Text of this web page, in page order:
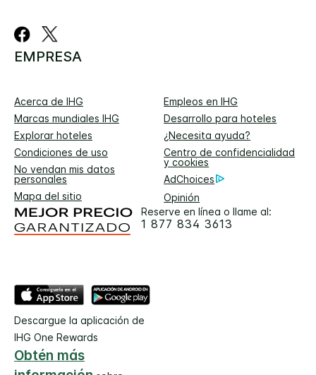
EMPRESA
Acerca de IHG
Empleos en IHG
Marcas mundiales IHG
Desarrollo para hoteles
Explorar hoteles
¿Necesita ayuda?
Condiciones de uso
Centro de confidencialidad
y cookies
No vendan mis datos
personales
AdChoices
Mapa del sitio
Opinión
Reserve en línea o llame al:
1 877 834 3613
Descargue la aplicación de
IHG One Rewards
Obtén más